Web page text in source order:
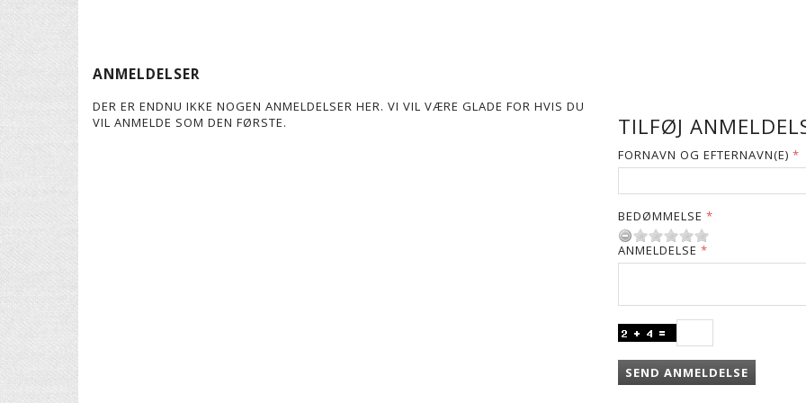
ANMELDELSER
DER ER ENDNU IKKE NOGEN ANMELDELSER HER. VI VIL VÆRE GLADE FOR HVIS DU
VIL ANMELDE SOM DEN FØRSTE.
TILFØJ
FORNAVN OG EFTERNAVN(E)
BEDØMMELSE
ANMELDELSE
SEND ANMELDELSE